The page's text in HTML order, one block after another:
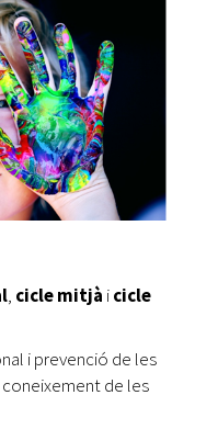
, cicle mitjà icicle
i prevenció de les
de les